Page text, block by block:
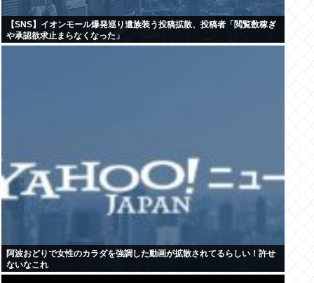
【SNS】イオンモール爆発巡り遺族装う投稿拡散、投稿者「閲覧数稼ぎ
や承認欲求止まらなくなった」
阿波おどりで女性のカラダを強調した動画が拡散されてるらしい！許せ
ないなこれ